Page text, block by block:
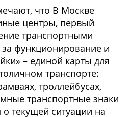
что В Москве
центры, первый
транспортными
функционирование и
– единой карты для
транспорте:
троллейбусах,
транспортные знаки
текущей ситуации на